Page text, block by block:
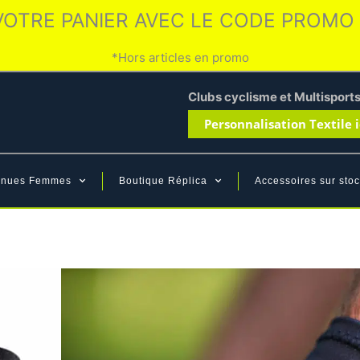
PANIER AVEC LE CODE
*Hors articles en promo
Clubs cyclisme et
Personnalisation Textile
Femmes Boutique Réplica Accessoires sur
Paire de gants